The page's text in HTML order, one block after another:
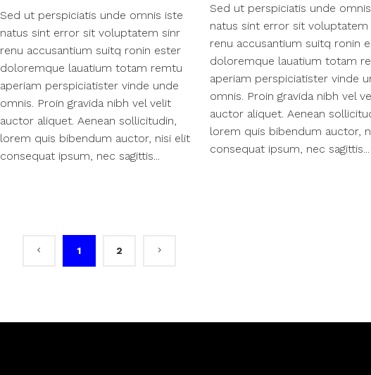
Sed ut perspiciatis unde
natus sint error sit voluptatem
renu accusantium suitq ronin
doloremque lauatium totam
aperiam perspiciatister vinde
omnis. Proin gravida nibh vel
auctor aliquet. Aenean
lorem quis bibendum auctor,
consequat ipsum, nec sagittis...
Sed ut perspiciatis unde omnis iste
natus sint error sit voluptatem sinr
renu accusantium suitq ronin ester
doloremque lauatium totam remtu
aperiam perspiciatister vinde unde
omnis. Proin gravida nibh vel velit
auctor aliquet. Aenean sollicitudin,
lorem quis bibendum auctor, nisi elit
consequat ipsum, nec sagittis...
1 2